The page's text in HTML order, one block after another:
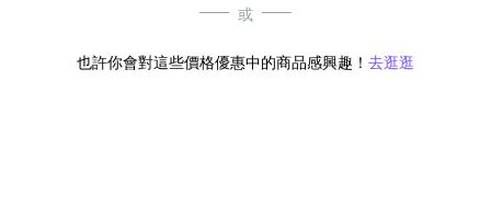
或
也許你會對這些價格優惠中的商品感興趣！ 去逛逛